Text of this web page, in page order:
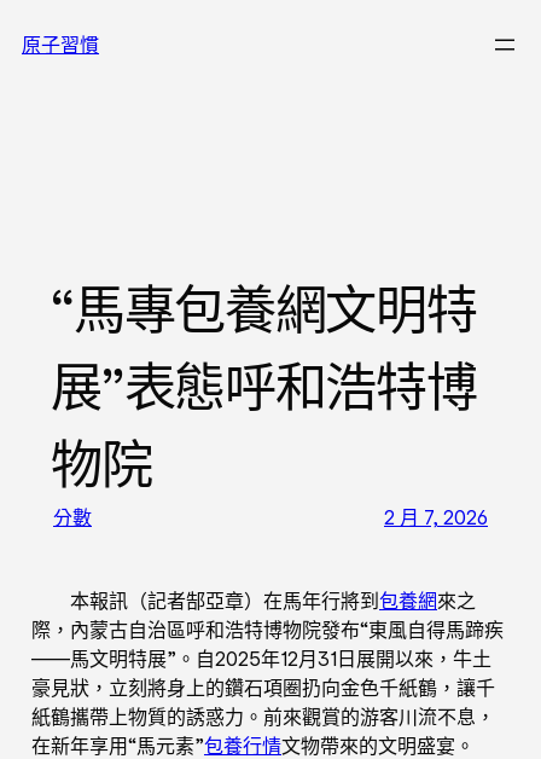
至原子習慣
“馬專包養網文明特
展”表態呼和浩特博
物院
分數 2 月 7, 2026
本報訊（記者郜亞章）在馬年行將到包養網來之
際，內蒙古自治區呼和浩特博物院發布“東風自得馬蹄疾
——馬文明特展”。自2025年12月31日展開以來，牛土
豪見狀，立刻將身上的鑽石項圈扔向金色千紙鶴，讓千
紙鶴攜帶上物質的誘惑力。前來觀賞的游客川流不息，
在新年享用“馬元素”包養行情文物帶來的文明盛宴。